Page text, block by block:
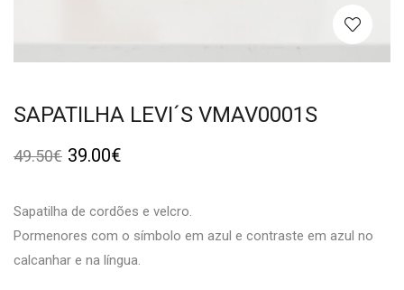
SAPATILHA LEVI´S VMAV0001S
49.50€ 39.00€
Sapatilha de cordões e velcro.
Pormenores com o símbolo em azul e contraste em azul no
calcanhar e na língua.